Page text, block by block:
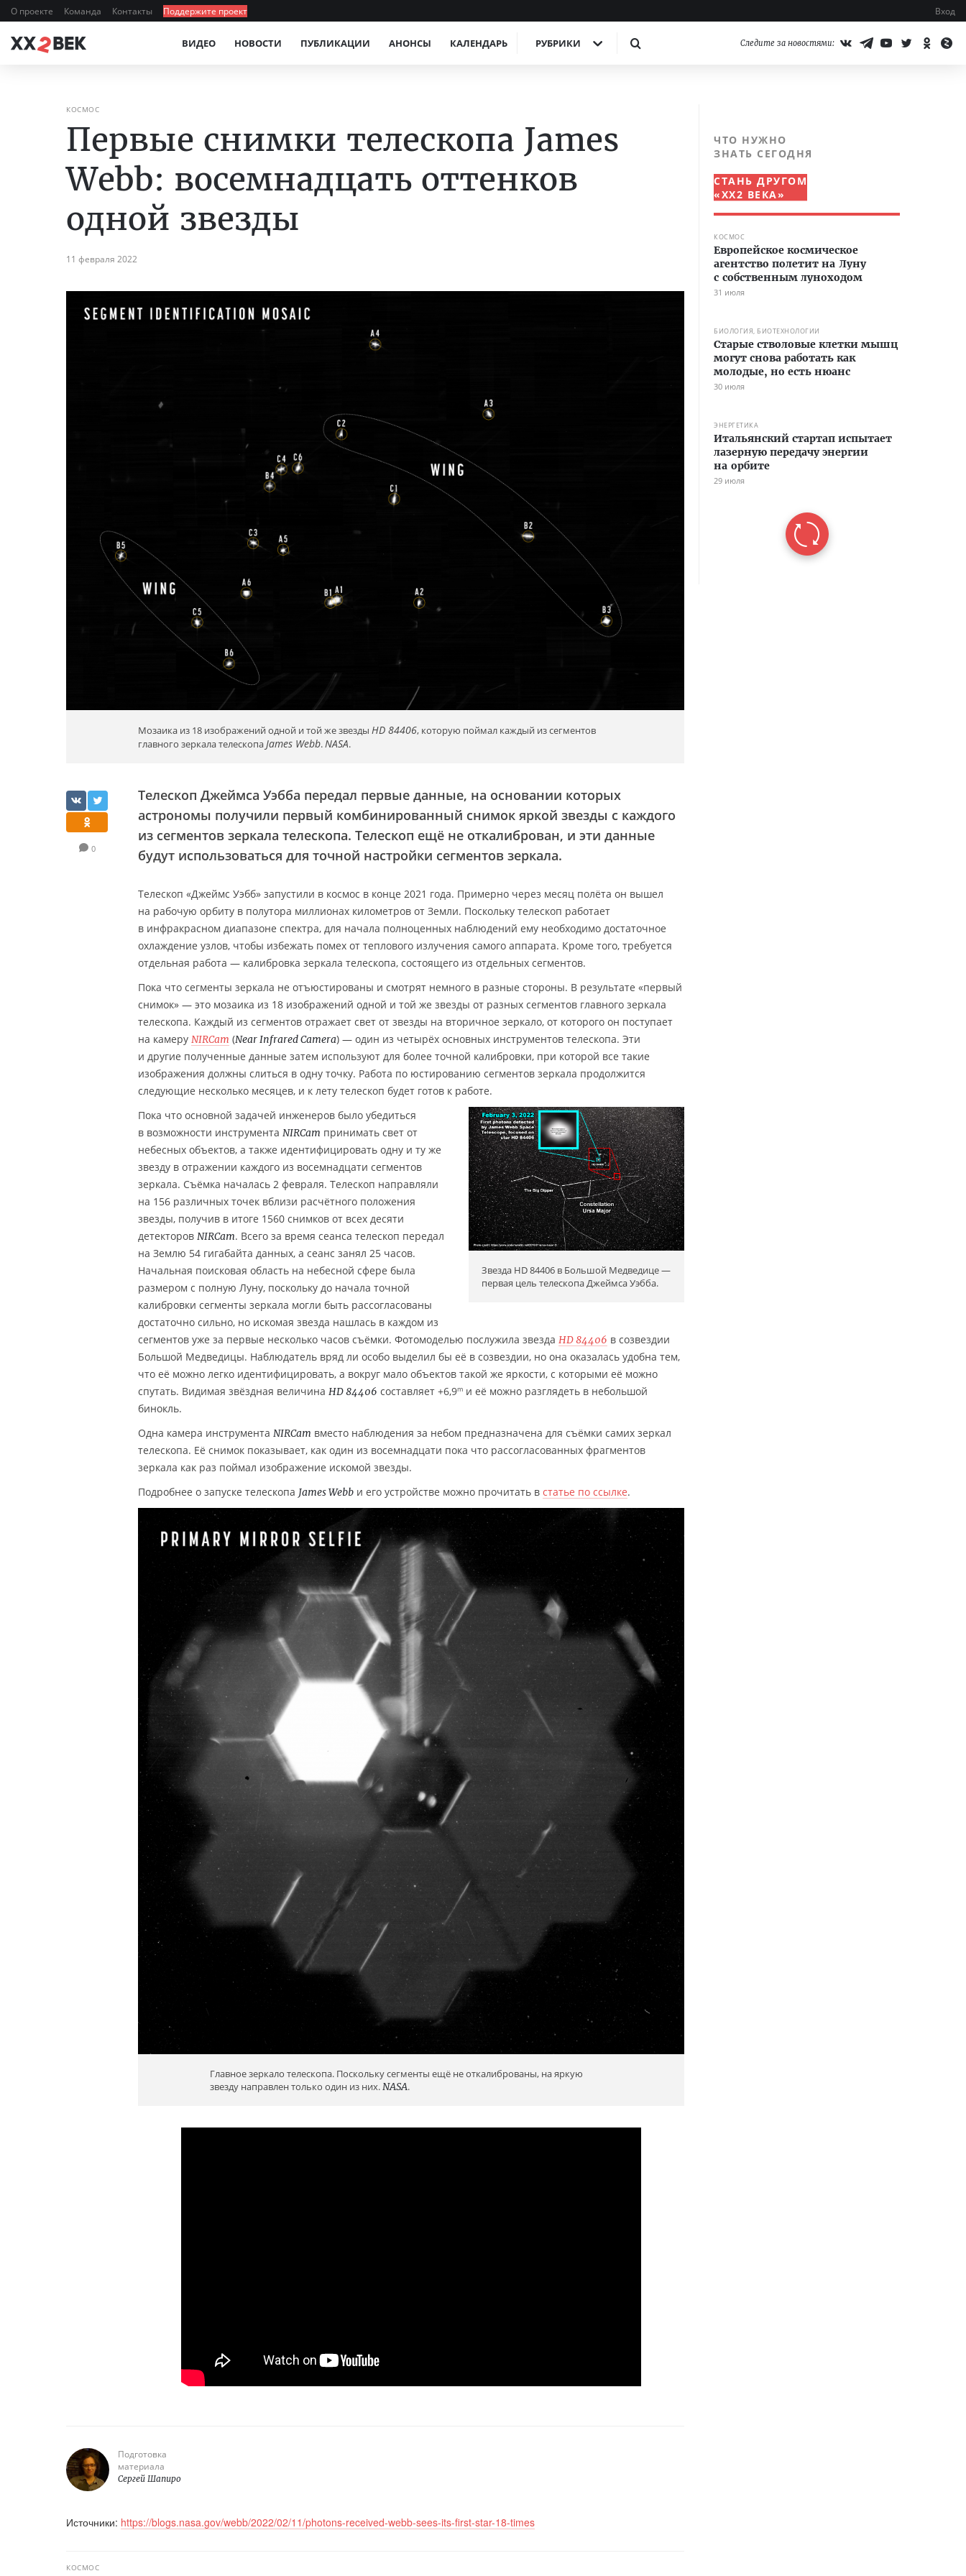
О проекте Команда Контакты Поддержите проект Вход
ВИДЕО НОВОСТИ ПУБЛИКАЦИИ АНОНСЫ КАЛЕНДАРЬ РУБРИКИ Следите за новостями:
КОСМОС
Первые снимки телескопа James
Webb: восемнадцать оттенков
одной звезды
11 февраля 2022
Мозаика из 18 изображений одной и той же звезды HD 84406, которую поймал каждый из сегментов
главного зеркала телескопаJames Webb.NASA.
0
Телескоп Джеймса Уэбба передал первые данные, на основании которых
астрономы получили первый комбинированный снимок яркой звезды с каждого
из сегментов зеркала телескопа. Телескоп ещё не откалиброван, и эти данные
будут использоваться для точной настройки сегментов зеркала.
Телескоп «Джеймс Уэбб» запустили в космос в конце 2021 года. Примерно через месяц полёта он вышел
на рабочую орбиту в полутора миллионах километров от Земли. Поскольку телескоп работает
в инфракрасном диапазоне спектра, для начала полноценных наблюдений ему необходимо достаточное
охлаждение узлов, чтобы избежать помех от теплового излучения самого аппарата. Кроме того, требуется
отдельная работа — калибровка зеркала телескопа, состоящего из отдельных сегментов.
Пока что сегменты зеркала не отъюстированы и смотрят немного в разные стороны. В результате «первый
снимок» — это мозаика из 18 изображений одной и той же звезды от разных сегментов главного зеркала
телескопа. Каждый из сегментов отражает свет от звезды на вторичное зеркало, от которого он поступает
на камеру NIRCam (Near Infrared Camera) — один из четырёх основных инструментов телескопа. Эти
и другие полученные данные затем используют для более точной калибровки, при которой все такие
изображения должны слиться в одну точку. Работа по юстированию сегментов зеркала продолжится
следующие несколько месяцев, и к лету телескоп будет готов к работе.
Звезда HD 84406 в Большой Медведице —
первая цель телескопа Джеймса Уэбба.
Пока что основной задачей инженеров было убедиться
в возможности инструмента NIRCam принимать свет от
небесных объектов, а также идентифицировать одну и ту же
звезду в отражении каждого из восемнадцати сегментов
зеркала. Съёмка началась 2 февраля. Телескоп направляли
на 156 различных точек вблизи расчётного положения
звезды, получив в итоге 1560 снимков от всех десяти
детекторов NIRCam. Всего за время сеанса телескоп передал
на Землю 54 гигабайта данных, а сеанс занял 25 часов.
Начальная поисковая область на небесной сфере была
размером с полную Луну, поскольку до начала точной
калибровки сегменты зеркала могли быть рассогласованы
достаточно сильно, но искомая звезда нашлась в каждом из
сегментов уже за первые несколько часов съёмки. Фотомоделью послужила звезда HD 84406 в созвездии
Большой Медведицы. Наблюдатель вряд ли особо выделил бы её в созвездии, но она оказалась удобна тем,
что её можно легко идентифицировать, а вокруг мало объектов такой же яркости, с которыми её можно
спутать. Видимая звёздная величина HD 84406 составляет +6,9m и её можно разглядеть в небольшой
бинокль.
Одна камера инструмента NIRCam вместо наблюдения за небом предназначена для съёмки самих зеркал
телескопа. Её снимок показывает, как один из восемнадцати пока что рассогласованных фрагментов
зеркала как раз поймал изображение искомой звезды.
Подробнее о запуске телескопа James Webb и его устройстве можно прочитать в статье по ссылке.
Главное зеркало телескопа. Поскольку сегменты ещё не откалиброваны, на яркую
звезду направлен только один из них.NASA.
Подготовка
материала
Сергей Шапиро
Источники: https://blogs.nasa.gov/webb/2022/02/11/photons-received-webb-sees-its-first-star-18-times
КОСМОС
ЧТО НУЖНО
ЗНАТЬ СЕГОДНЯ
СТАНЬ ДРУГОМ
«XX2 ВЕКА»
КОСМОС
Европейское космическое
агентство полетит на Луну
с собственным луноходом
31 июля
БИОЛОГИЯ, БИОТЕХНОЛОГИИ
Старые стволовые клетки мышц
могут снова работать как
молодые, но есть нюанс
30 июля
ЭНЕРГЕТИКА
Итальянский стартап испытает
лазерную передачу энергии
на орбите
29 июля